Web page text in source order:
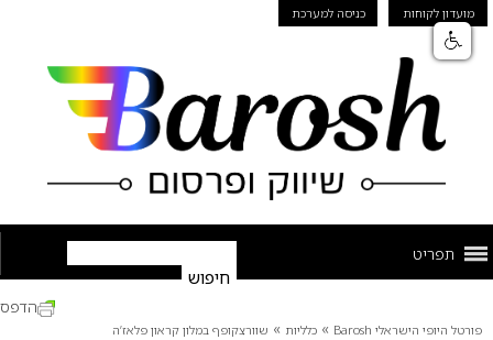
מועדון לקוחות כניסה למערכת
תפריט
פורטל היופי הישראלי Barosh » כלליות » שוורצקופף במלון קראון פלאז’ה
הדפס